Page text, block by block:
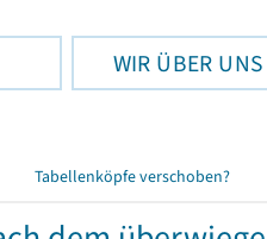
WIR ÜBER UNS
Tabellenköpfe verschoben?